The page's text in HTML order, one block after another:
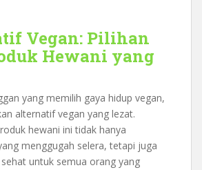
Vegan: Pilihan
Hewani yang
yang memilih gaya hidup vegan,
alternatif vegan yang lezat.
hewani ini tidak hanya
menggugah selera, tetapi juga
untuk semua orang yang